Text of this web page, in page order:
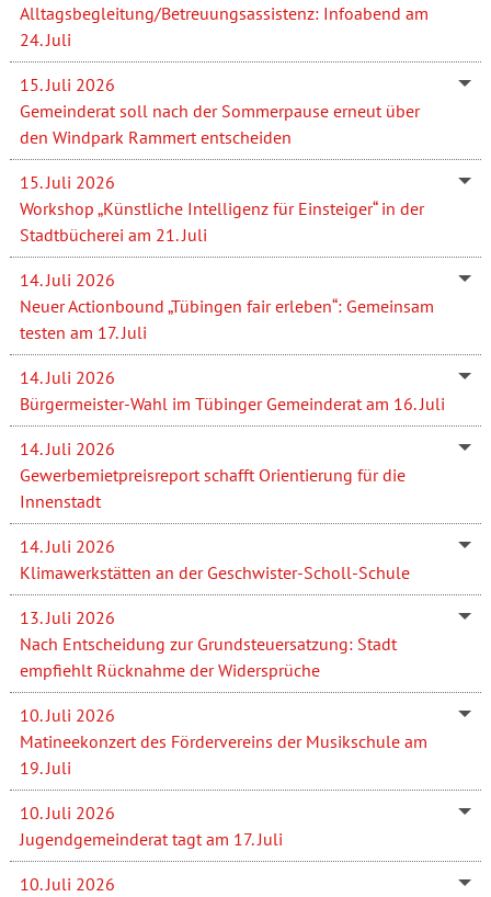
Alltagsbegleitung/Betreuungsassistenz: Infoabend am
24. Juli
15. Juli 2026
Gemeinderat soll nach der Sommerpause erneut über
den Windpark Rammert entscheiden
15. Juli 2026
Workshop „Künstliche Intelligenz für Einsteiger“ in der
Stadtbücherei am 21. Juli
14. Juli 2026
Neuer Actionbound „Tübingen fair erleben“: Gemeinsam
testen am 17. Juli
14. Juli 2026
Bürgermeister-Wahl im Tübinger Gemeinderat am 16. Juli
14. Juli 2026
Gewerbemietpreisreport schafft Orientierung für die
Innenstadt
14. Juli 2026
Klimawerkstätten an der Geschwister-Scholl-Schule
13. Juli 2026
Nach Entscheidung zur Grundsteuersatzung: Stadt
empfiehlt Rücknahme der Widersprüche
10. Juli 2026
Matineekonzert des Fördervereins der Musikschule am
19. Juli
10. Juli 2026
Jugendgemeinderat tagt am 17. Juli
10. Juli 2026